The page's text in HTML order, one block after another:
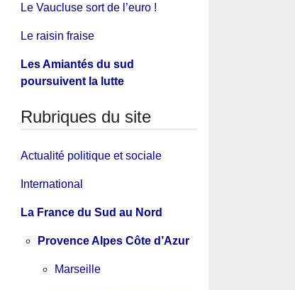
Le Vaucluse sort de l’euro !
Le raisin fraise
Les Amiantés du sud
poursuivent la lutte
Rubriques du site
Actualité politique et sociale
International
La France du Sud au Nord
Provence Alpes Côte d’Azur
Marseille